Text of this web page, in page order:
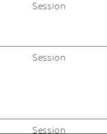
Session
Session
Session